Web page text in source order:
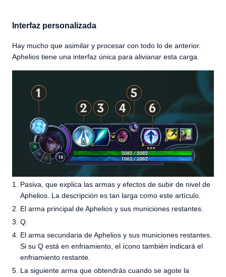
Interfaz personalizada
Hay mucho que asimilar y procesar con todo lo de anterior.
Aphelios tiene una interfaz única para alivianar esta carga.
Pasiva, que explica las armas y efectos de subir de nivel de
Aphelios. La descripción es tan larga como este artículo.
El arma principal de Aphelios y sus municiones restantes.
Q.
El arma secundaria de Aphelios y sus municiones restantes.
Si su Q está en enfriamiento, el ícono también indicará el
enfriamiento restante.
La siguiente arma que obtendrás cuando se agote la